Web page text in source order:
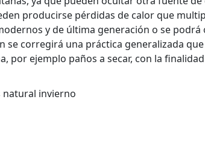
producirse pérdidas de calor que
y de última generación o se
corregirá una práctica generalizada
por ejemplo paños a secar, con la